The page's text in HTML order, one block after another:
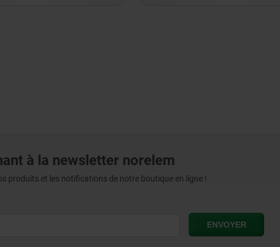
à la newsletter norelem
produits et les notifications de notre boutique en ligne !